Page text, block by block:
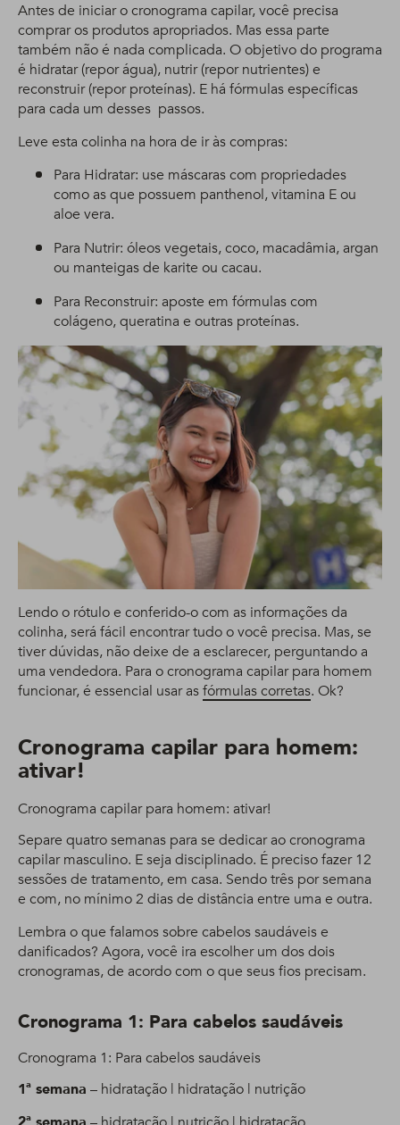
Antes de iniciar o cronograma capilar, você precisa
comprar os produtos apropriados. Mas essa parte
também não é nada complicada. O objetivo do programa
é hidratar (repor água), nutrir (repor nutrientes) e
reconstruir (repor proteínas). E há fórmulas específicas
para cada um desses passos.
Leve esta colinha na hora de ir às compras:
Para Hidratar: use máscaras com propriedades
como as que possuem panthenol, vitamina E ou
aloe vera.
Para Nutrir: óleos vegetais, coco, macadâmia, argan
ou manteigas de karite ou cacau.
Para Reconstruir: aposte em fórmulas com
colágeno, queratina e outras proteínas.
Lendo o rótulo e conferido-o com as informações da
colinha, será fácil encontrar tudo o você precisa. Mas, se
tiver dúvidas, não deixe de a esclarecer, perguntando a
uma vendedora. Para o cronograma capilar para homem
funcionar, é essencial usar asfórmulas corretas. Ok?
Cronograma capilar para homem:
ativar!
Cronograma capilar para homem: ativar!
Separe quatro semanas para se dedicar ao cronograma
capilar masculino. E seja disciplinado. É preciso fazer 12
sessões de tratamento, em casa. Sendo três por semana
e com, no mínimo 2 dias de distância entre uma e outra.
Lembra o que falamos sobre cabelos saudáveis e
danificados? Agora, você ira escolher um dos dois
cronogramas, de acordo com o que seus fios precisam.
Cronograma 1: Para cabelos saudáveis
Cronograma 1: Para cabelos saudáveis
1ª semana – hidratação | hidratação | nutrição